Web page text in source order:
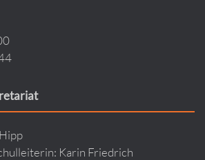
Karin Friedrich